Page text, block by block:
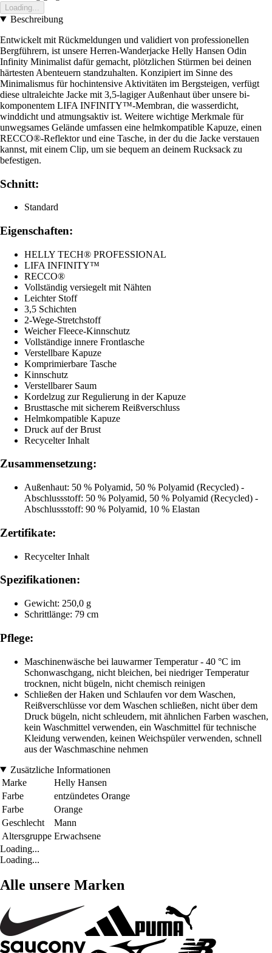
Loading...
Beschreibung
Entwickelt mit Rückmeldungen und validiert von professionellen
Bergführern, ist unsere Herren-Wanderjacke Helly Hansen Odin
Infinity Minimalist dafür gemacht, plötzlichen Stürmen bei deinen
härtesten Abenteuern standzuhalten. Konzipiert im Sinne des
Minimalismus für hochintensive Aktivitäten im Bergsteigen, verfügt
diese ultraleichte Jacke mit 3,5-lagiger Außenhaut über unsere bi-
komponentem LIFA INFINITY™-Membran, die wasserdicht,
winddicht und atmungsaktiv ist. Weitere wichtige Merkmale für
unwegsames Gelände umfassen eine helmkompatible Kapuze, einen
RECCO®-Reflektor und eine Tasche, in der du die Jacke verstauen
kannst, mit einem Clip, um sie bequem an deinem Rucksack zu
befestigen.
Schnitt:
Standard
Eigenschaften:
HELLY TECH® PROFESSIONAL
LIFA INFINITY™
RECCO®
Vollständig versiegelt mit Nähten
Leichter Stoff
3,5 Schichten
2-Wege-Stretchstoff
Weicher Fleece-Kinnschutz
Vollständige innere Frontlasche
Verstellbare Kapuze
Komprimierbare Tasche
Kinnschutz
Verstellbarer Saum
Kordelzug zur Regulierung in der Kapuze
Brusttasche mit sicherem Reißverschluss
Helmkompatible Kapuze
Druck auf der Brust
Recycelter Inhalt
Zusammensetzung:
Außenhaut: 50 % Polyamid, 50 % Polyamid (Recycled) -
Abschlussstoff: 50 % Polyamid, 50 % Polyamid (Recycled) -
Abschlussstoff: 90 % Polyamid, 10 % Elastan
Zertifikate:
Recycelter Inhalt
Spezifikationen:
Gewicht: 250,0 g
Schrittlänge: 79 cm
Pflege:
Maschinenwäsche bei lauwarmer Temperatur - 40 °C im
Schonwaschgang, nicht bleichen, bei niedriger Temperatur
trocknen, nicht bügeln, nicht chemisch reinigen
Schließen der Haken und Schlaufen vor dem Waschen,
Reißverschlüsse vor dem Waschen schließen, nicht über dem
Druck bügeln, nicht schleudern, mit ähnlichen Farben waschen,
kein Waschmittel verwenden, ein Waschmittel für technische
Kleidung verwenden, keinen Weichspüler verwenden, schnell
aus der Waschmaschine nehmen
Zusätzliche Informationen
Marke
Helly Hansen
Farbe
entzündetes Orange
Farbe
Orange
Geschlecht
Mann
Altersgruppe Erwachsene
Loading...
Loading...
Alle unsere Marken